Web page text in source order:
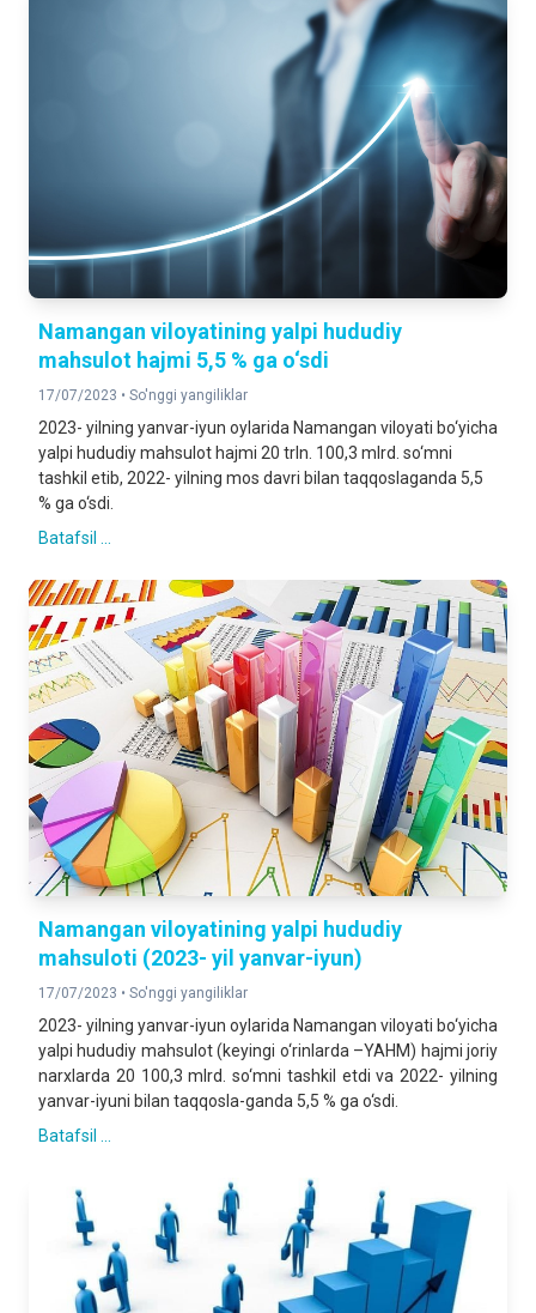
Namangan viloyatining yalpi hududiy
mahsulot hajmi 5,5 % ga o‘sdi
17/07/2023 • So'nggi yangiliklar
2023- yilning yanvar-iyun oylarida Namangan viloyati bo‘yicha
yalpi hududiy mahsulot hajmi 20 trln. 100,3 mlrd. so‘mni
tashkil etib, 2022- yilning mos davri bilan taqqoslaganda 5,5
% ga o‘sdi.
Batafsil ...
Namangan viloyatining yalpi hududiy
mahsuloti (2023- yil yanvar-iyun)
17/07/2023 • So'nggi yangiliklar
2023- yilning yanvar-iyun oylarida Namangan viloyati bo‘yicha
yalpi hududiy mahsulot (keyingi o‘rinlarda –YAHM) hajmi joriy
narxlarda 20 100,3 mlrd. so‘mni tashkil etdi va 2022- yilning
yanvar-iyuni bilan taqqosla-ganda 5,5 % ga o‘sdi.
Batafsil ...